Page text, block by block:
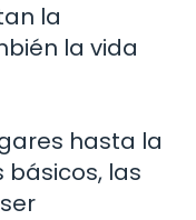
la
la vida
hasta la
básicos, las